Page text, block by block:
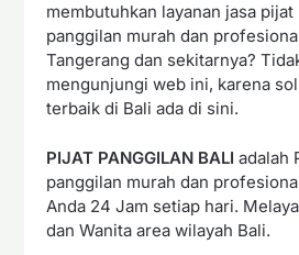
membutuhkan layanan jasa pijat
panggilan murah dan
Tangerang dan sekitarnya?
mengunjungi web ini, karena
terbaik di Bali ada di sini.
PIJAT PANGGILAN BALI adalah
panggilan murah dan
Anda 24 Jam setiap hari.
dan Wanita area wilayah Bali.